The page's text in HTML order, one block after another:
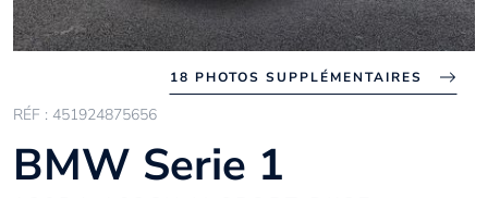
18 PHOTOS SUPPLÉMENTAIRES
RÉF : 451924875656
BMW Serie 1